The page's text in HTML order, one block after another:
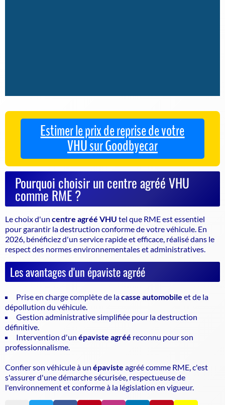
Estimer le prix de reprise de votre
VHU sur Goodbyecar
Pourquoi choisir un centre agréé VHU
comme RME ?
Le choix d'un centre agréé VHU tel que RME est essentiel
pour garantir ladestruction conforme de votre véhicule . En
2026, bénéficiez d'un service rapide et efficace, réalisé dans le
respect des normes environnementales et administratives.
Les avantages d'un épaviste agréé
Prise en charge complète de lacasse automobile et de la
dépollution du véhicule.
Gestion administrative simplifiée pour la destruction
définitive.
Intervention d'un épaviste agréé reconnu pour son
professionnalisme.
Confier son véhicule à un épaviste agréé comme RME, c'est
s'assurer d'une démarche sécurisée, respectueuse de
l'environnement et conforme à la législation en vigueur.